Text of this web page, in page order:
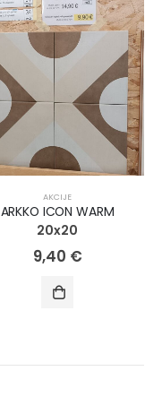
AKCIJE
ARKKO ICON WARM
20x20
9,40 €